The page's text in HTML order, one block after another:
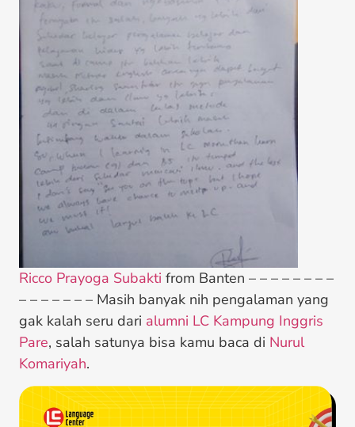
Ricco Prayoga Subakti from Banten – – – – – – – –
– – – – – – – Masih banyak nih pengalaman yang
gak kalah seru dari alumni LC Kampung Inggris
Pare, salah satunya bisa kamu baca di Nurul
Komariyah.